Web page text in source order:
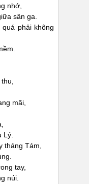
nhớ,
sân ga.
phải không
mãi,
Lý.
tháng Tám,
tay,
núi.